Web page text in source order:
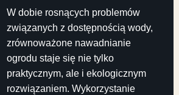
W dobie rosnących problemów
związanych z dostępnością wody,
zrównoważone nawadnianie
ogrodu staje się nie tylko
praktycznym, ale i ekologicznym
rozwiązaniem. Wykorzystanie